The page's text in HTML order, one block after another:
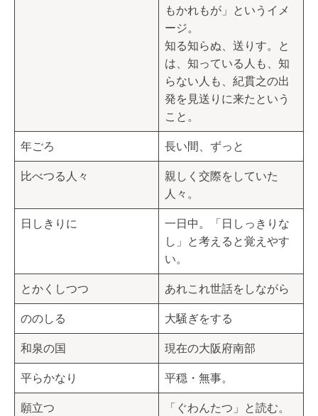
もかれもが」というイメ
ージ。
知る知らぬ、送りす。と
は、知っている人も、知
らない人も、紀貫之の出
発を見送りに来たという
こと。
年ごろ 長い間、ずっと
比べつる人々
親しく交際をしていた
人々。
日しきりに
一日中。「日しっきりな
し」と考えると覚えやす
い。
とかくしつつ あれこれ世話をしながら
ののしる 大騒ぎをする
和泉の国 現在の大阪府南部
平らかなり 平穏・無事。
願立つ
「ぐわんたつ」と読む。